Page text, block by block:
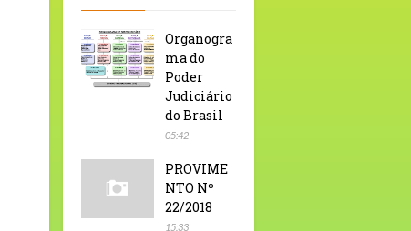
Organogra
ma do
Poder
Judiciário
do Brasil
05:42
PROVIME
NTO Nº
22/2018
15:33